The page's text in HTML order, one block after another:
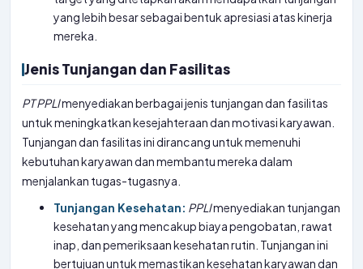
yang lebih besar sebagai bentuk apresiasi atas kinerja
mereka.
Jenis Tunjangan dan Fasilitas
PTPPLImenyediakan berbagai jenis tunjangan dan fasilitas
untuk meningkatkan kesejahteraan dan motivasi karyawan.
Tunjangan dan fasilitas ini dirancang untuk memenuhi
kebutuhan karyawan dan membantu mereka dalam
menjalankan tugas-tugasnya.
Tunjangan Kesehatan: PPLImenyediakan tunjangan
kesehatan yang mencakup biaya pengobatan, rawat
inap, dan pemeriksaan kesehatan rutin. Tunjangan ini
bertujuan untuk memastikan kesehatan karyawan dan